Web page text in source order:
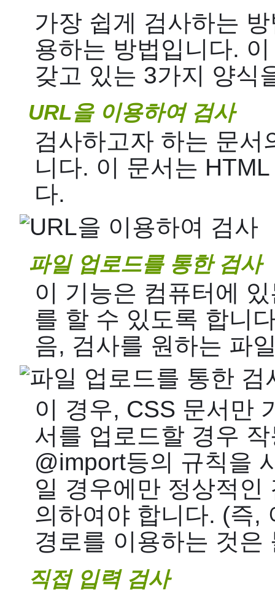
가장 쉽게 검사하는
용하는 방법입니다.
갖고 있는 3가지 양식
URL을 이용하여 검사
검사하고자 하는 문서
니다. 이 문서는
다.
파일 업로드를 통한 검사
이 기능은 컴퓨터에
를 할 수 있도록 합니
음, 검사를 원하는 파
이 경우, CSS 문서만
서를 업로드할 경우
@import등의 규칙을
일 경우에만 정상적인
의하여야 합니다. (즉,
경로를 이용하는 것은
직접 입력 검사